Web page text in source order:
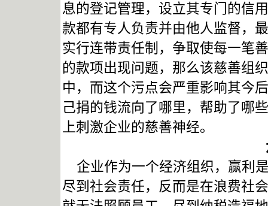
息的登记管理，设立其专门的信
款都有专人负责并由他人监督，
实行连带责任制，争取使每一笔
的款项出现问题，那么该慈善组
中，而这个污点会严重影响其今
己捐的钱流向了哪里，帮助了哪
上刺激企业的慈善神经。
企业作为一个经济组织，赢利
尽到社会责任，反而是在浪费社